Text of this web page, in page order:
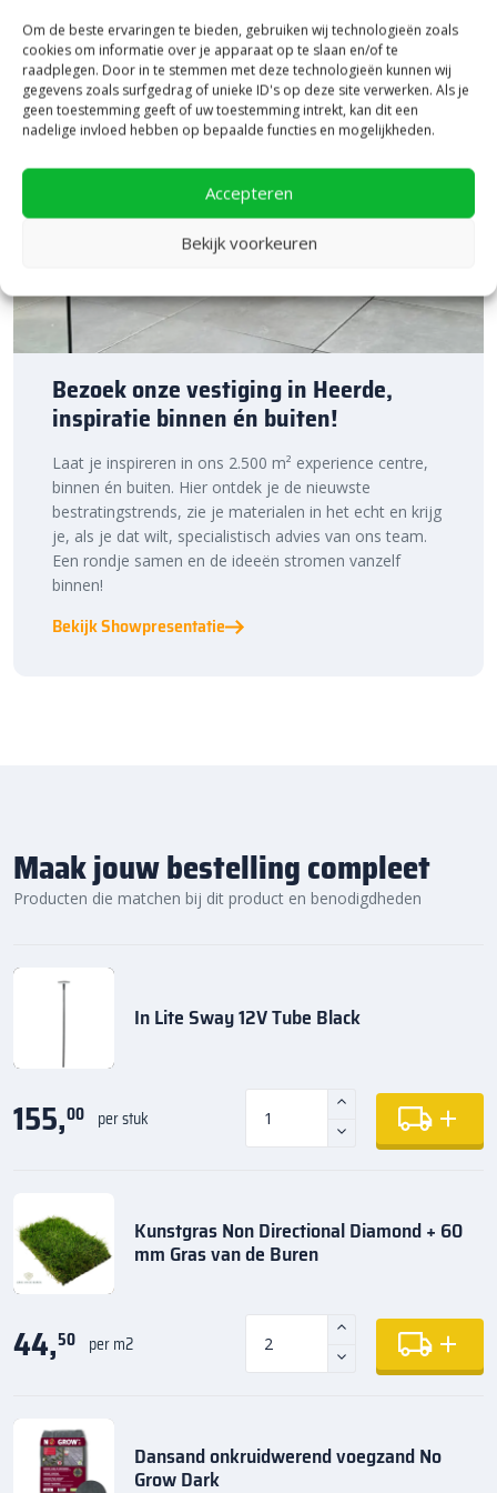
Om de beste ervaringen te bieden, gebruiken wij technologieën zoals
cookies om informatie over je apparaat op te slaan en/of te
raadplegen. Door in te stemmen met deze technologieën kunnen wij
gegevens zoals surfgedrag of unieke ID's op deze site verwerken. Als je
geen toestemming geeft of uw toestemming intrekt, kan dit een
nadelige invloed hebben op bepaalde functies en mogelijkheden.
Accepteren
Bekijk voorkeuren
Bezoek onze vestiging in Heerde,
inspiratie binnen én buiten!
Laat je inspireren in ons 2.500 m² experience centre,
binnen én buiten. Hier ontdek je de nieuwste
bestratingstrends, zie je materialen in het echt en krijg
je, als je dat wilt, specialistisch advies van ons team.
Een rondje samen en de ideeën stromen vanzelf
binnen!
Bekijk Showpresentatie
Maak jouw bestelling compleet
Producten die matchen bij dit product en benodigdheden
In Lite Sway 12V Tube Black
155,00 per stuk
Kunstgras Non Directional Diamond + 60
mm Gras van de Buren
44,50 per m2
Dansand onkruidwerend voegzand No
Grow Dark